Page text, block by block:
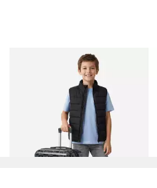
Koffer Star Wars mittelgroßer Koffer
lieferbar - in 3-4 Werktagen bei dir